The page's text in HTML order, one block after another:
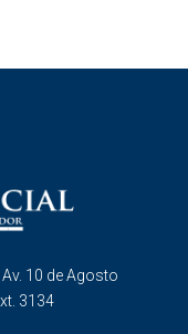
10 de Agosto
3134